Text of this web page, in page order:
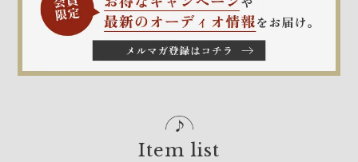
Item list